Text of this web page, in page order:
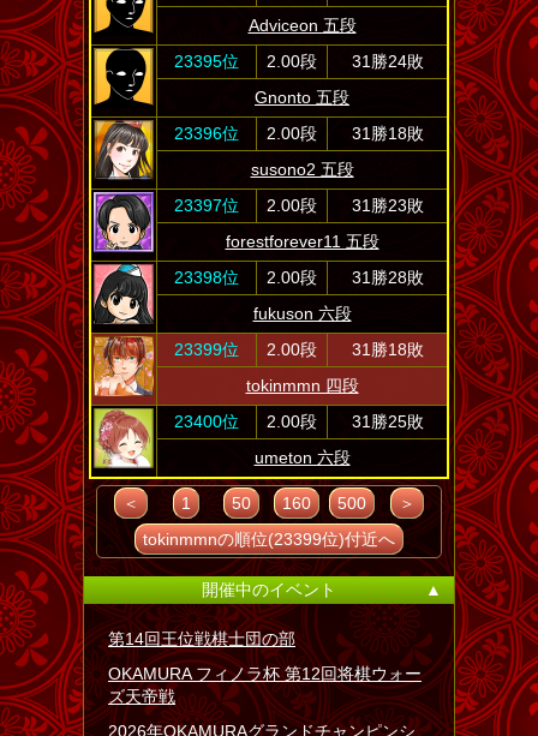
Adviceon 五段
23395位
2.00段
31勝24敗
Gnonto 五段
23396位
2.00段
31勝18敗
susono2 五段
23397位
2.00段
31勝23敗
forestforever11 五段
23398位
2.00段
31勝28敗
fukuson 六段
23399位
2.00段
31勝18敗
tokinmmn 四段
23400位
2.00段
31勝25敗
umeton 六段
＜ 1 50 160 500
＞
tokinmmnの順位(23399位)付近へ
開催中のイベント ▲
第14回王位戦棋士団の部
OKAMURA フィノラ杯 第12回将棋ウォー
ズ天帝戦
2026年OKAMURAグランドチャンピンシ